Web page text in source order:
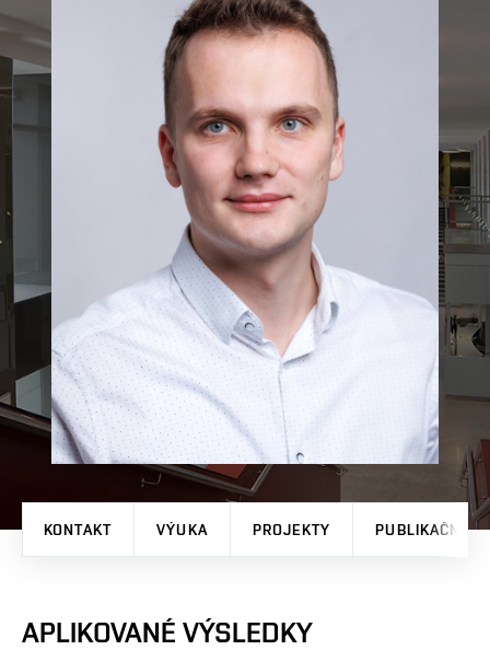
KONTAKT VÝUKA PROJEKTY PUBLIKAČNÍ
APLIKOVANÉ VÝSLEDKY